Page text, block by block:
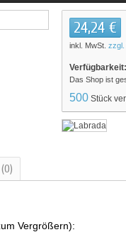
24,24 €
inkl. MwSt. zzgl.
Verfügbarkeit:
Das Shop ist
500 Stück
(0)
Vergrößern):